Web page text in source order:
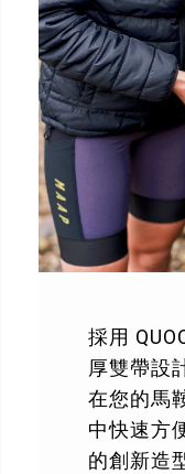
採用
厚雙帶設
在您的馬
中快速方
的創新造